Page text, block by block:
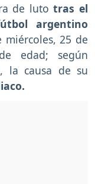
de luto tras el
argentino
miércoles, 25 de
edad; según
la causa de su